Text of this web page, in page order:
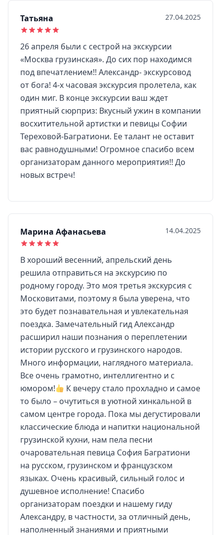
Татьяна 27.04.2025
26 апреля были с сестрой на экскурсии
«Москва грузинская». До сих пор находимся
под впечатлением!! Александр- экскурсовод
от бога! 4-х часовая экскурсия пролетела, как
один миг. В конце экскурсии ваш ждет
приятный сюрприз: Вкусный ужин в компании
восхитительной артистки и певицы Софии
Тереховой-Багратиони. Ее талант не оставит
вас равнодушными! Огромное спасибо всем
организаторам данного мероприятия!! До
новых встреч!
Марина Афанасьева 14.04.2025
В хороший весенний, апрельский день
решила отправиться на экскурсию по
родному городу. Это моя третья экскурсия с
Московитами, поэтому я была уверена, что
это будет познавательная и увлекательная
поездка. Замечательный гид Александр
расширил наши познания о переплетении
истории русского и грузинского народов.
Много информации, наглядного материала.
Все очень грамотно, интеллигентно и с
юмором!
К вечеру стало прохладно и самое
то было – очутиться в уютной хинкальной в
самом центре города. Пока мы дегустировали
классические блюда и напитки национальной
грузинской кухни, нам пела песни
очаровательная певица София Багратиони
на русском, грузинском и французском
языках. Очень красивый, сильный голос и
душевное исполнение! Спасибо
организаторам поездки и нашему гиду
Александру, в частности, за отличный день,
наполненный знаниями и приятными